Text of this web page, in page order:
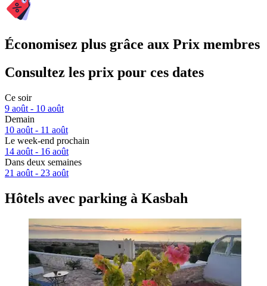
Économisez plus grâce aux Prix membres
Consultez les prix pour ces dates
Ce soir
9 août - 10 août
Demain
10 août - 11 août
Le week-end prochain
14 août - 16 août
Dans deux semaines
21 août - 23 août
Hôtels avec parking à Kasbah